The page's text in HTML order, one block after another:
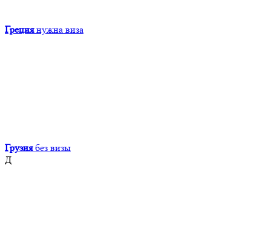
Греция нужна виза
Грузия без визы
Д